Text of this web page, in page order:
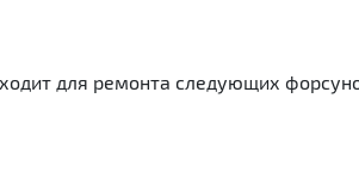
для ремонта следующих